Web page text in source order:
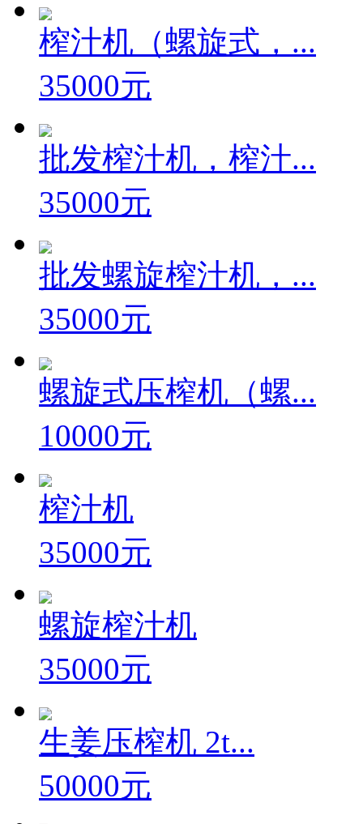
榨汁机（螺旋式，...
35000元
批发榨汁机，榨汁...
35000元
批发螺旋榨汁机，...
35000元
螺旋式压榨机（螺...
10000元
榨汁机
35000元
螺旋榨汁机
35000元
生姜压榨机 2t...
50000元